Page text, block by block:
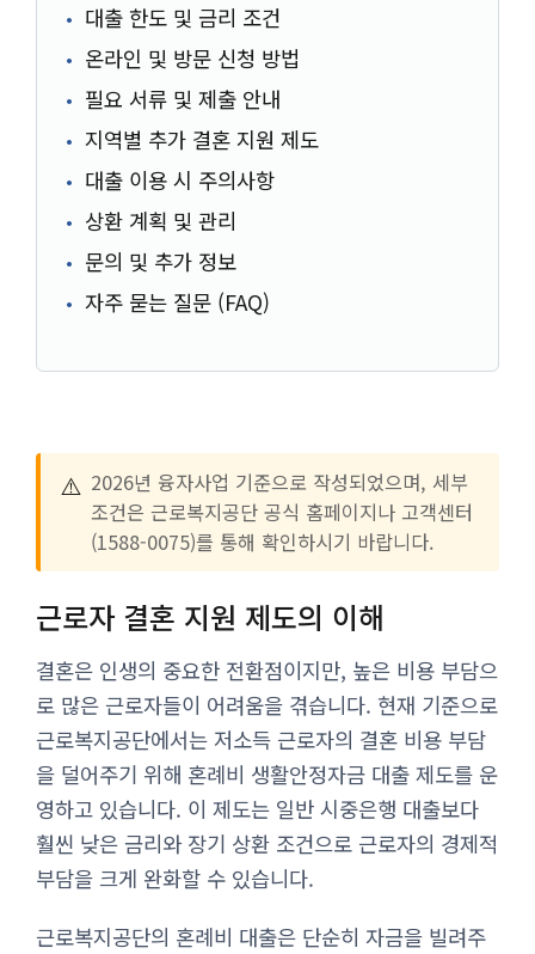
대출 한도 및 금리 조건
온라인 및 방문 신청 방법
필요 서류 및 제출 안내
지역별 추가 결혼 지원 제도
대출 이용 시 주의사항
상환 계획 및 관리
문의 및 추가 정보
자주 묻는 질문 (FAQ)
⚠️ 2026년 융자사업 기준으로 작성되었으며, 세부
조건은 근로복지공단 공식 홈페이지나 고객센터
(1588-0075)를 통해 확인하시기 바랍니다.
근로자 결혼 지원 제도의 이해
결혼은 인생의 중요한 전환점이지만, 높은 비용 부담으
로 많은 근로자들이 어려움을 겪습니다. 현재 기준으로
근로복지공단에서는 저소득 근로자의 결혼 비용 부담
을 덜어주기 위해 혼례비 생활안정자금 대출 제도를 운
영하고 있습니다. 이 제도는 일반 시중은행 대출보다
훨씬 낮은 금리와 장기 상환 조건으로 근로자의 경제적
부담을 크게 완화할 수 있습니다.
근로복지공단의 혼례비 대출은 단순히 자금을 빌려주